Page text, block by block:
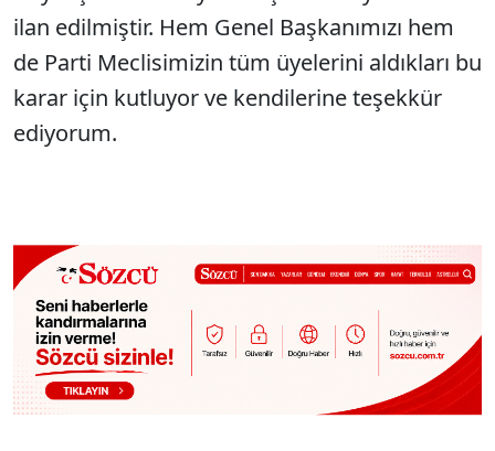
ilan edilmiştir. Hem Genel Başkanımızı hem
de Parti Meclisimizin tüm üyelerini aldıkları bu
karar için kutluyor ve kendilerine teşekkür
ediyorum.